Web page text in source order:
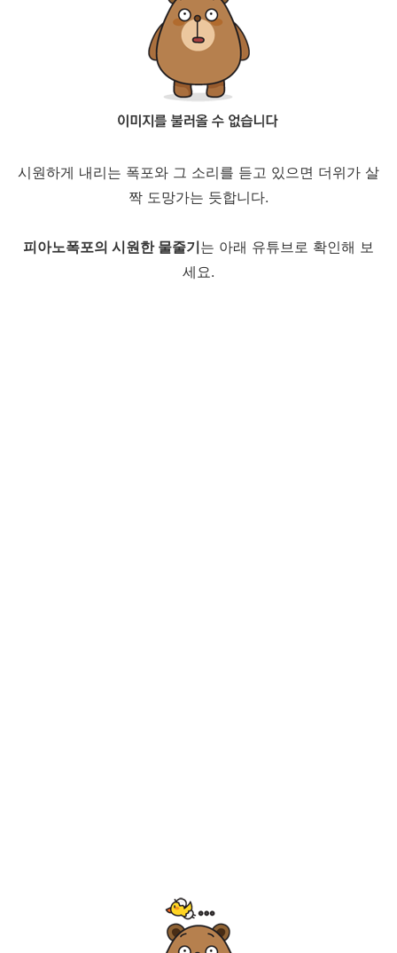
시원하게 내리는 폭포와 그 소리를 듣고 있으면 더위가 살
짝 도망가는 듯합니다.
피아노폭포의 시원한 물줄기는 아래 유튜브로 확인해 보
세요.